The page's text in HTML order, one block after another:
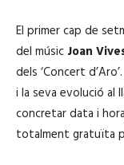
El primer cap de
del músic Joan
dels ‘Concert
i la seva evolució al
concretar data i
totalment gratuïta